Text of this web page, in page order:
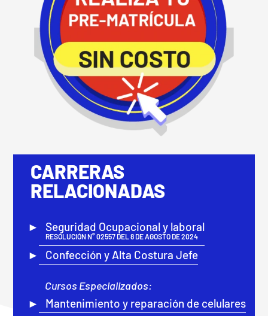
CARRERAS
RELACIONADAS
Seguridad Ocupacional y laboral
RESOLUCIÓN N° 02557 DEL 8 DE AGOSTO DE 2024
Confección y Alta Costura Jefe
Cursos Especializados:
Mantenimiento y reparación de celulares